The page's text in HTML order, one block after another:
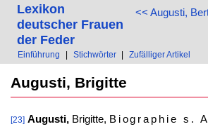
<< Augusti,
Lexikon
deutscher Frauen
der Feder
Einführung Stichwörter Zufälliger Artikel
Augusti, Brigitte
[23] Augusti,Brigitte, Biographie s.